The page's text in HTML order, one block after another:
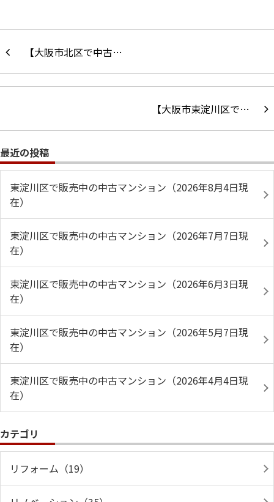
【大阪市北区で中古…
【大阪市東淀川区で…
最近の投稿
東淀川区で販売中の中古マンション（2026年8月4日現
在）
東淀川区で販売中の中古マンション（2026年7月7日現
在）
東淀川区で販売中の中古マンション（2026年6月3日現
在）
東淀川区で販売中の中古マンション（2026年5月7日現
在）
東淀川区で販売中の中古マンション（2026年4月4日現
在）
カテゴリ
リフォーム（19）